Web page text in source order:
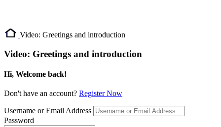
Video: Greetings and introduction
Video: Greetings and introduction
Hi, Welcome back!
Don't have an account? Register Now
Username or Email Address
Password